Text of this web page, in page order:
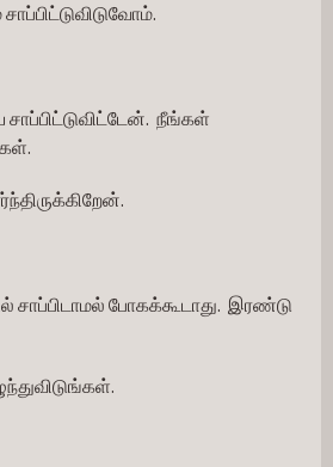
சாப்பிட்டுவிட்டேன்.  நீங்கள்
சாப்பிடாமல் போகக்கூடாது.  இரண்டு